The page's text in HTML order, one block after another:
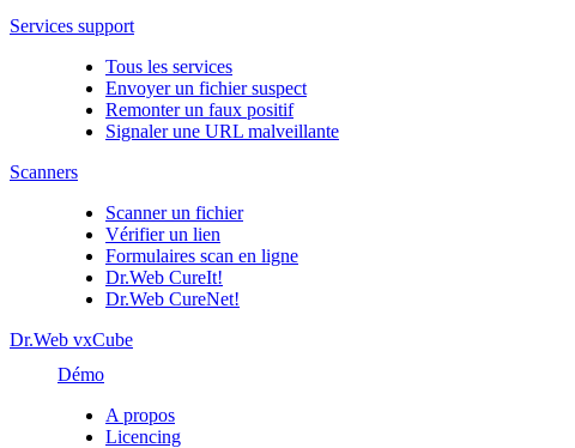
Services support
Tous les services
Envoyer un fichier suspect
Remonter un faux positif
Signaler une URL malveillante
Scanners
Scanner un fichier
Vérifier un lien
Formulaires scan en ligne
Dr.Web CureIt!
Dr.Web CureNet!
Dr.Web vxCube
Démo
A propos
Licencing